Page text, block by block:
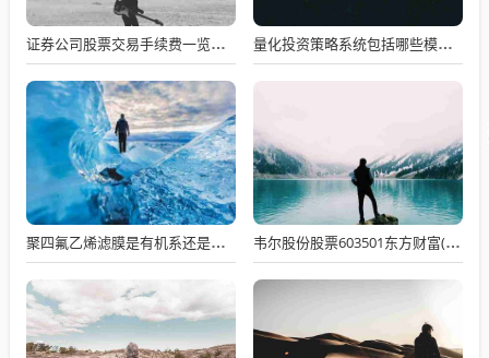
证券公司股票交易手续费一览表，证券公司股票交易佣金收费标准是什么 量化投资策略系统包括哪些模块？量化交易都有哪些主要的策略模型有什么好的平台
聚四氟乙烯滤膜是有机系还是水系？谁知道微孔滤膜分有机系 韦尔股份股票603501东方财富(603501韦尔股份什么时候复牌)